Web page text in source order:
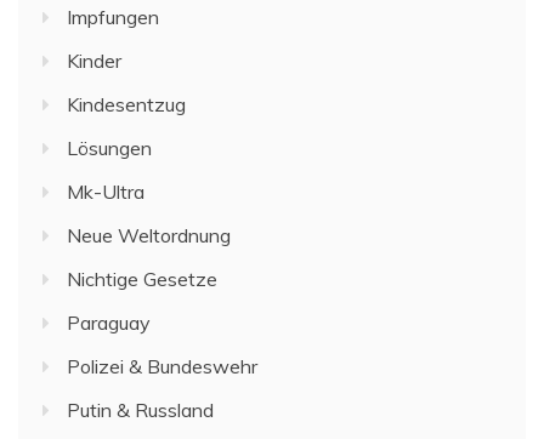
Impfungen
Kinder
Kindesentzug
Lösungen
Mk-Ultra
Neue Weltordnung
Nichtige Gesetze
Paraguay
Polizei & Bundeswehr
Putin & Russland